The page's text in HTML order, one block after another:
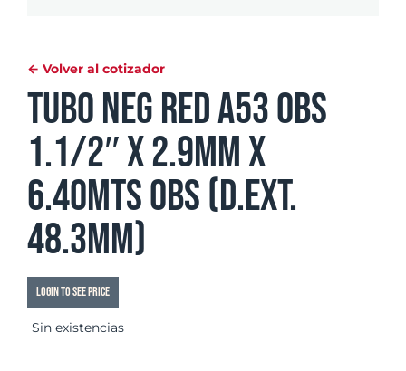
← Volver al cotizador
Tubo Neg Red A53 OBS
1.1/2″ x 2.9mm x
6.40mts OBS (d.ext.
48.3mm)
Login to see price
Sin existencias